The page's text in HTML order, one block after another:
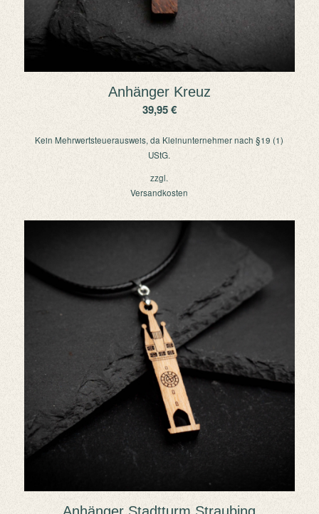
Anhänger Kreuz
39,95€
Kein Mehrwertsteuerausweis, da Kleinunternehmer nach §19 (1)
UStG.
zzgl.
Versandkosten